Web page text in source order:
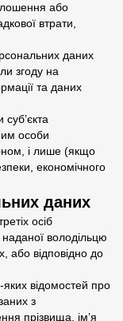
або
втрати,
даних
згоду на
та даних
особи
і лише (якщо
економічного
даних
осіб
володільцю
або відповідно до
відомостей про
з
прізвища, ім’я